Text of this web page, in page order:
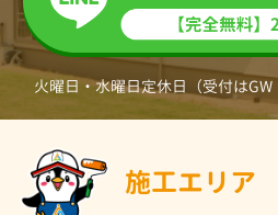
火曜日・水曜日定休日（受付はGW
施工エリア